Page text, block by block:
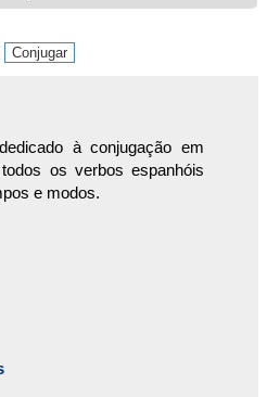
à conjugação em
os verbos espanhóis
e modos.